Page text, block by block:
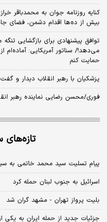
کنایه روزنامه جوان به محمدباقر
بیش از ده‌ها اقدام دشمن، فضای
می‌دهد!/ سناتور آمریکایی: آماده‌ام
حمایت کنم
پزشکیان با رهبر انقلاب دیدار و
فوری/محسن رضایی نماینده رهبر
پیام تسلیت سید محمد خاتمی به
اسرائیل به جنوب لبنان حمله کرد
بلیت پرواز تهران - مشهد گران شد
جزئیات جدید از حمله ایران به یکی